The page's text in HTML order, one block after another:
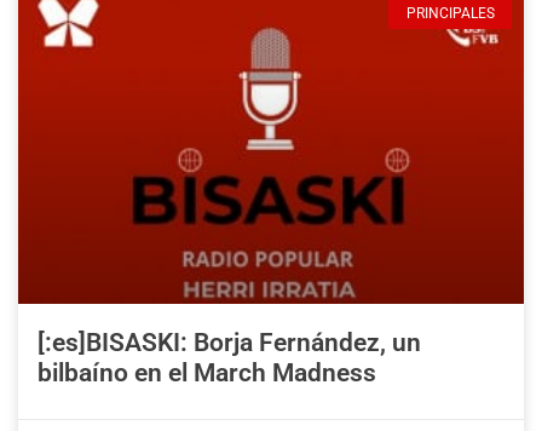
PRINCIPALES
[:es]BISASKI: Borja Fernández, un
bilbaíno en el March Madness